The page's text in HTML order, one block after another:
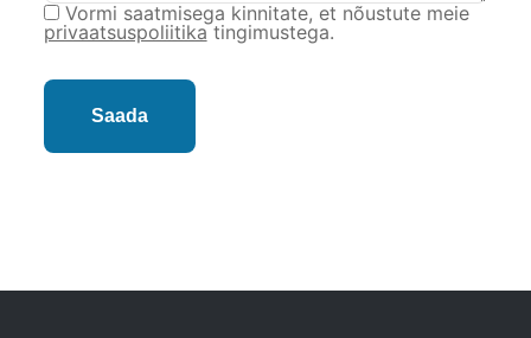
Vormi saatmisega kinnitate, et nõustute meie
privaatsuspoliitikatingimustega.